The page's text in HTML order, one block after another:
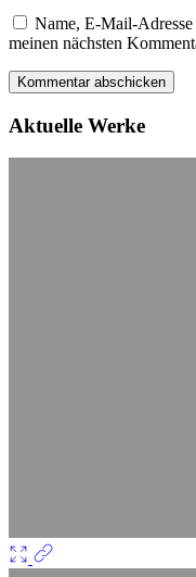
Name, E-Mail-
meinen nächsten
Aktuelle Werke